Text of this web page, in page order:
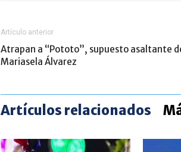
Artículo anterior
Atrapan a “Pototo”, supuesto asaltante
Mariasela Álvarez
Artículos relacionados